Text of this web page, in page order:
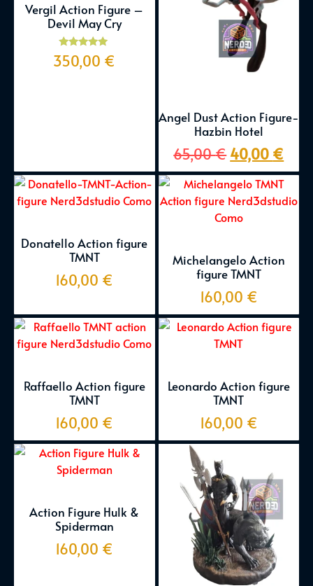
Vergil Action Figure –
Devil May Cry
Valutato
5.00
350,00 €
Angel Dust Action Figure-
Hazbin Hotel
65,00€ 40,00 €
Donatello Action figure
TMNT
160,00 €
Michelangelo Action
figure TMNT
160,00 €
Raffaello Action figure
TMNT
160,00 €
Leonardo Action figure
TMNT
160,00 €
Action Figure Hulk &
Spiderman
160,00 €